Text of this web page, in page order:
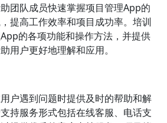
团队成员快速掌握项目管理App的
提高工作效率和项目成功率。培训
的各项功能和操作方法，并提供
用户更好地理解和应用。
户遇到问题时提供及时的帮助和解
持服务形式包括在线客服、电话支